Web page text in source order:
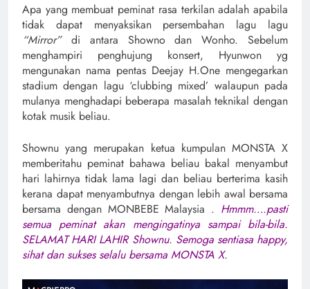
Apa yang membuat peminat rasa terkilan adalah apabila
tidak dapat menyaksikan persembahan lagu lagu
“Mirror”di antara Showno dan Wonho. Sebelum
menghampiri penghujung konsert, Hyunwon yg
mengunakan nama pentas Deejay H.One mengegarkan
stadium dengan lagu ‘clubbing mixed’ walaupun pada
mulanya menghadapi beberapa masalah teknikal dengan
kotak musik beliau.
Shownu yang merupakan ketua kumpulan MONSTA X
memberitahu peminat bahawa beliau bakal menyambut
hari lahirnya tidak lama lagi dan beliau berterima kasih
kerana dapat menyambutnya dengan lebih awal bersama
bersama dengan MONBEBE Malaysia . Hmmm….pasti
semua peminat akan mengingatinya sampai bila-bila.
SELAMAT HARI LAHIR Shownu. Semoga sentiasa happy,
sihat dan sukses selalu bersama MONSTA X.